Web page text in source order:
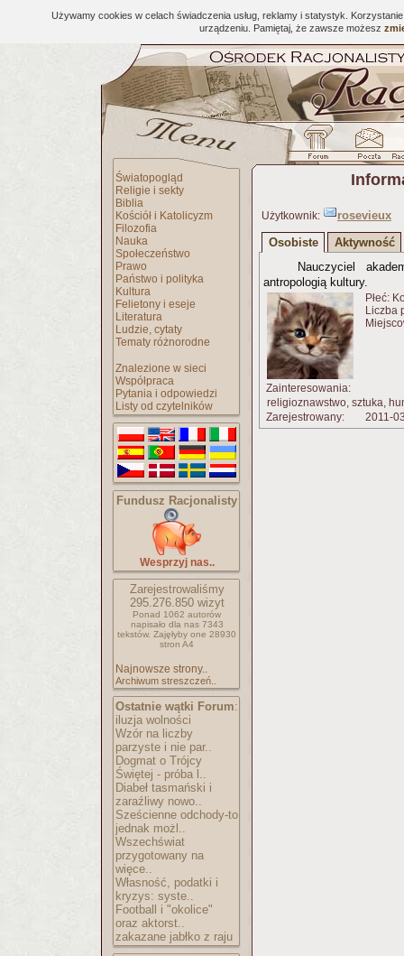
Używamy cookies w celach świadczenia usług, reklamy i statystyk.
urządzeniu. Pamiętaj, że zawsze możesz
Światopogląd
Religie i sekty
Biblia
Kościół i Katolicyzm
Filozofia
Nauka
Społeczeństwo
Prawo
Państwo i polityka
Kultura
Felietony i eseje
Literatura
Ludzie, cytaty
Tematy różnorodne
Znalezione w sieci
Współpraca
Pytania i odpowiedzi
Listy od czytelników
Fundusz Racjonalisty
Wesprzyj nas..
Zarejestrowaliśmy
295.276.850wizyt
Ponad 1062 autorów
napisało dla nas 7343
tekstów. Zajęłyby one 28930
stron A4
Najnowsze strony..
Archiwum streszczeń..
Ostatnie wątki Forum:
iluzja wolności
Wzór na liczby
parzyste i nie par..
Dogmat o Trójcy
Świętej - próba l..
Diabeł tasmański i
zaraźliwy nowo..
Sześcienne odchody-to
jednak możl..
Wszechświat
przygotowany na
więce..
Własność, podatki i
kryzys: syste..
Football i "okolice"
oraz aktorst..
zakazane jabłko z raju
Użytkownik:
rosevieux
Osobiste
Aktywność
Nauczyciel
antropologią kultury.
Płeć:
Liczba
Zainteresowania:
religioznawstwo, sztuka,
Zarejestrowany:
2011-